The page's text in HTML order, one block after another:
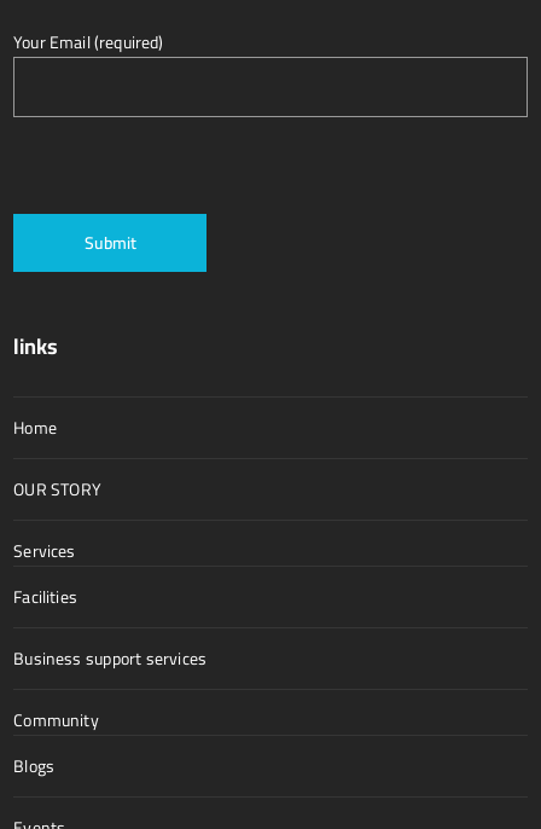
Your Email (required)
links
Home
OUR STORY
Services
Facilities
Business support services
Community
Blogs